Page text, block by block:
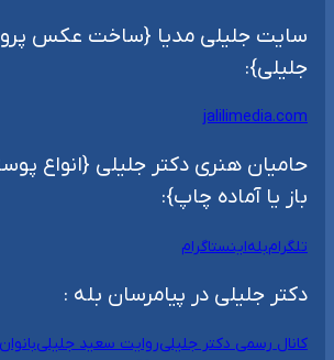
سایت جلیلی مدیا {ساخت عکس
جلیلی}:
jalilimedia.com
حامیان هنری دکتر جلیلی {انواع
باز یا آماده چاپ}:
تلگرامبلهاینستاگرام
دکتر جلیلی در پیامرسان بله :
کانال رسمی دکتر جلیلیروایت سعید جلیلی